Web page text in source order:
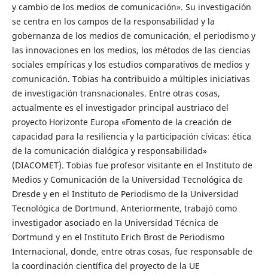
y cambio de los medios de comunicación». Su investigación
se centra en los campos de la responsabilidad y la
gobernanza de los medios de comunicación, el periodismo y
las innovaciones en los medios, los métodos de las ciencias
sociales empíricas y los estudios comparativos de medios y
comunicación. Tobias ha contribuido a múltiples iniciativas
de investigación transnacionales. Entre otras cosas,
actualmente es el investigador principal austriaco del
proyecto Horizonte Europa «Fomento de la creación de
capacidad para la resiliencia y la participación cívicas: ética
de la comunicación dialógica y responsabilidad»
(DIACOMET). Tobias fue profesor visitante en el Instituto de
Medios y Comunicación de la Universidad Tecnológica de
Dresde y en el Instituto de Periodismo de la Universidad
Tecnológica de Dortmund. Anteriormente, trabajó como
investigador asociado en la Universidad Técnica de
Dortmund y en el Instituto Erich Brost de Periodismo
Internacional, donde, entre otras cosas, fue responsable de
la coordinación científica del proyecto de la UE